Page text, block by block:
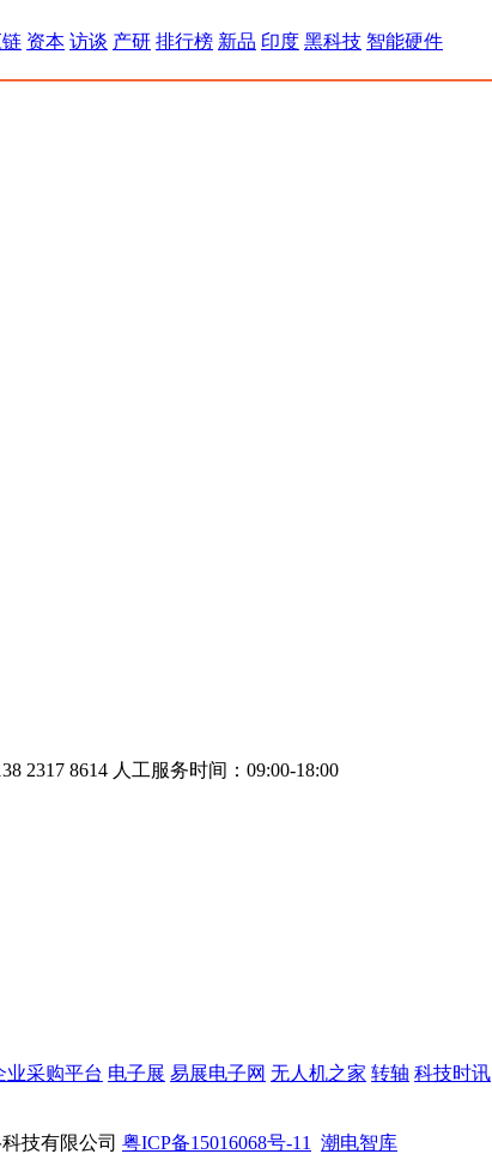
资本 访谈 产研 排行榜 新品 印度 黑科技 智能硬件
2317 8614 人工服务时间：09:00-18:00
业采购平台 电子展 易展电子网 无人机之家 转轴 科技时讯
技有限公司 粤ICP备15016068号-11 潮电智库